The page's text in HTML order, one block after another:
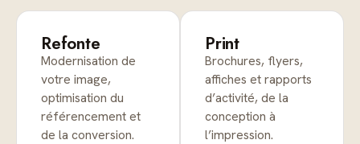
Refonte
Modernisation de
votre image,
optimisation du
référencement et
de la conversion.
Print
Brochures, flyers,
affiches et rapports
d’activité, de la
conception à
l’impression.